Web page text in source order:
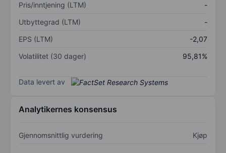
Pris/inntjening (LTM)
-
Utbyttegrad (LTM)
-
EPS (LTM)
-2,07
Volatilitet (30 dager)
95,81%
Data levert av
Analytikernes konsensus
Gjennomsnittlig vurdering Kjøp